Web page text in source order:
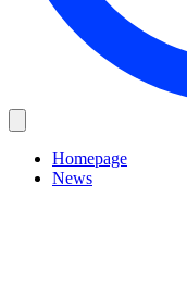
Homepage
News